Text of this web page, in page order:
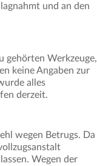
und an den
gehörten Werkzeuge,
keine Angaben zur
alles
derzeit.
wegen Betrugs. Da
Wegen der